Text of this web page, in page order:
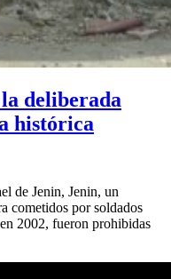
deliberada
histórica
de Jenin, Jenin, un
cometidos por soldados
2002, fueron prohibidas